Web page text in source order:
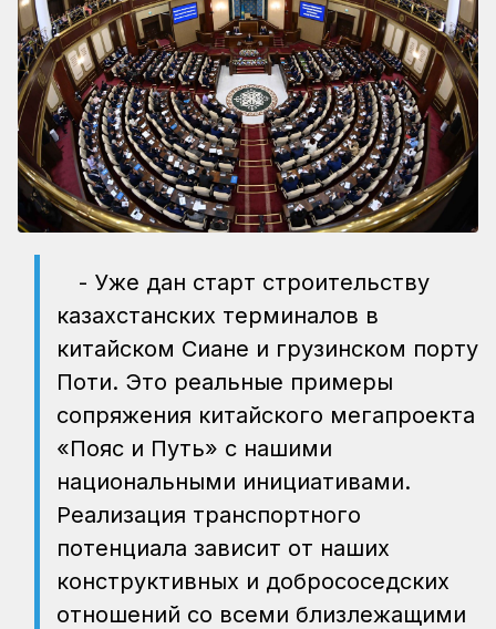
- Уже дан старт строительству
казахстанских терминалов в
китайском Сиане и грузинском порту
Поти. Это реальные примеры
сопряжения китайского мегапроекта
«Пояс и Путь» с нашими
национальными инициативами.
Реализация транспортного
потенциала зависит от наших
конструктивных и добрососедских
отношений со всеми близлежащими